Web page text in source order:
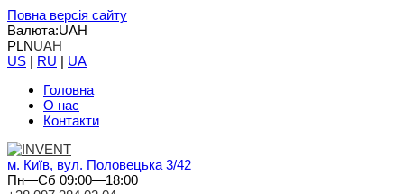
Повна версія сайту
Валюта:UAH
PLNUAH
US | RU | UA
Головна
О нас
Контакти
м. Київ, вул. Половецька 3/42
Пн—Сб 09:00—18:00